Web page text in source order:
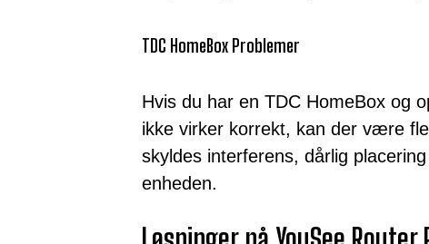
TDC HomeBox Problemer
Hvis du har en TDC HomeBox og
ikke virker korrekt, kan der være
skyldes interferens, dårlig
enheden.